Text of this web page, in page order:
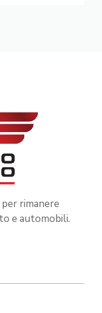
rimanere
e automobili.